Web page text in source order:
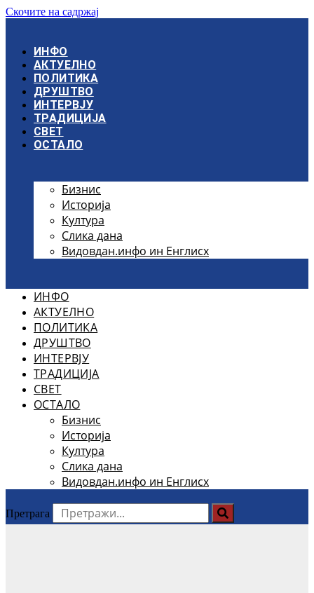
Скочите на садржај
ИНФО
АКТУЕЛНО
ПОЛИТИКА
ДРУШТВО
ИНТЕРВЈУ
ТРАДИЦИЈА
СВЕТ
ОСТАЛО
Бизнис
Историја
Култура
Слика дана
Видовдан.инфо ин Енглисх
ИНФО
АКТУЕЛНО
ПОЛИТИКА
ДРУШТВО
ИНТЕРВЈУ
ТРАДИЦИЈА
СВЕТ
ОСТАЛО
Бизнис
Историја
Култура
Слика дана
Видовдан.инфо ин Енглисх
Претрага